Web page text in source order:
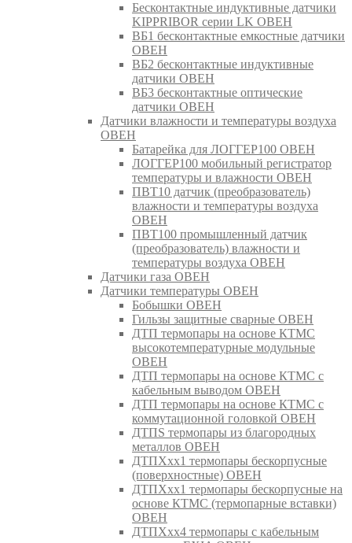
Бесконтактные индуктивные датчики
KIPPRIBOR серии LK ОВЕН
ВБ1 бесконтактные емкостные датчики
ОВЕН
ВБ2 бесконтактные индуктивные
датчики ОВЕН
ВБ3 бесконтактные оптические
датчики ОВЕН
Датчики влажности и температуры воздуха
ОВЕН
Батарейка для ЛОГГЕР100 ОВЕН
ЛОГГЕР100 мобильный регистратор
температуры и влажности ОВЕН
ПВТ10 датчик (преобразователь)
влажности и температуры воздуха
ОВЕН
ПВТ100 промышленный датчик
(преобразователь) влажности и
температуры воздуха ОВЕН
Датчики газа ОВЕН
Датчики температуры ОВЕН
Бобышки ОВЕН
Гильзы защитные сварные ОВЕН
ДТП термопары на основе КТМС
высокотемпературные модульные
ОВЕН
ДТП термопары на основе КТМС с
кабельным выводом ОВЕН
ДТП термопары на основе КТМС с
коммутационной головкой ОВЕН
ДТПS термопары из благородных
металлов ОВЕН
ДТПХхх1 термопары бескорпусные
(поверхностные) ОВЕН
ДТПХхх1 термопары бескорпусные на
основе КТМС (термопарные вставки)
ОВЕН
ДТПХхх4 термопары с кабельным